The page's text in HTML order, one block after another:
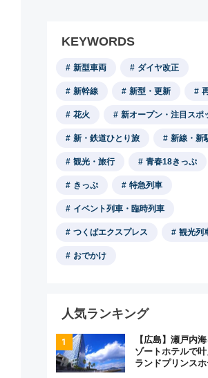
KEYWORDS
新型車両 ダイヤ改正
新幹線 新型・更新
花火 新オープン・注目スポ
新・鉄道ひとり旅 新線・新
観光・旅行 青春18きっぷ
きっぷ 特急列車
イベント列車・臨時列車
つくばエクスプレス 観光列
おでかけ
人気ランキング
【広島】瀬戸内
ゾートホテルで
ランドプリンス